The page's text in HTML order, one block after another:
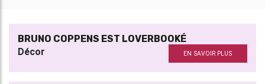
BRUNO COPPENS EST LOVERBOOKÉ
Décor EN SAVOIR PLUS